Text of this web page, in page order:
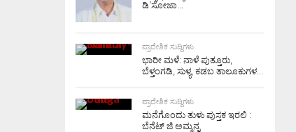
ಡಿ’ಸೋಜಾ...
ಪ್ರಾದೇಶಿಕ ಸುದ್ದಿಗಳು
ಭಾರೀ ಮಳೆ: ನಾಳೆ ಪುತ್ತೂರು,
ಬೆಳ್ತಂಗಡಿ, ಸುಳ್ಯ, ಕಡಬ ತಾಲೂಕುಗಳ...
ಪ್ರಾದೇಶಿಕ ಸುದ್ದಿಗಳು
ಮನೆಗೊಂದು ತುಳು ಪುಸ್ತಕ ಇರಲಿ :
ಬೆನೆಟ್ ಜಿ ಅಮ್ಮನ್ನ